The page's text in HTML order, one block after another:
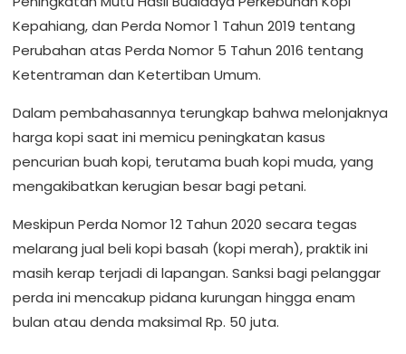
Kepahiang, dan Perda Nomor 1 Tahun 2019 tentang
Perubahan atas Perda Nomor 5 Tahun 2016 tentang
Ketentraman dan Ketertiban Umum.
Dalam pembahasannya terungkap bahwa melonjaknya
harga kopi saat ini memicu peningkatan kasus
pencurian buah kopi, terutama buah kopi muda, yang
mengakibatkan kerugian besar bagi petani.
Meskipun Perda Nomor 12 Tahun 2020 secara tegas
melarang jual beli kopi basah (kopi merah), praktik ini
masih kerap terjadi di lapangan. Sanksi bagi pelanggar
perda ini mencakup pidana kurungan hingga enam
bulan atau denda maksimal Rp. 50 juta.